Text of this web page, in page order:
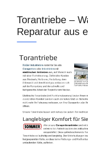
Torantriebe –
Reparatur aus